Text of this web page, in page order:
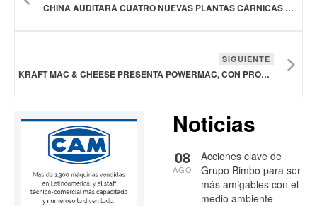
CHINA AUDITARÁ CUATRO NUEVAS PLANTAS CÁRNICAS EN COLOMBIA
SIGUIENTE
KRAFT MAC & CHEESE PRESENTA POWERMAC, CON PROTEÍNAS Y FIBRA ADICIONALES
Noticias
Acciones clave de
Grupo Bimbo para ser
más amigables con el
medio ambiente
08
AGO